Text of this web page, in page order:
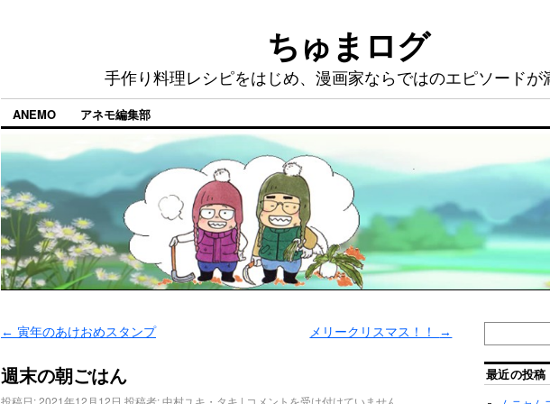
ちゅまログ
手作り料理レシピをはじめ、漫画家ならではのエピソードが
ANEMO アネモ編集部
← 寅年のあけおめスタンプ メリークリスマス！！ →
週末の朝ごはん 最近の投稿